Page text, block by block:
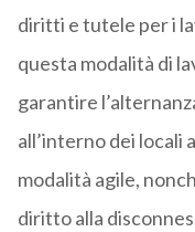
diritti e tutele per i
questa modalità di
garantire
all’interno dei locali
modalità agile,
diritto alla